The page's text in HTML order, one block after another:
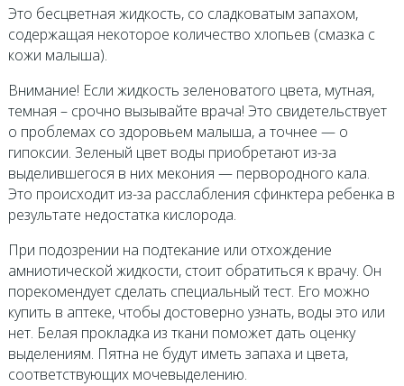
Это бесцветная жидкость, со сладковатым запахом,
содержащая некоторое количество хлопьев (смазка с
кожи малыша).
Внимание! Если жидкость зеленоватого цвета, мутная,
темная – срочно вызывайте врача! Это свидетельствует
о проблемах со здоровьем малыша, а точнее — о
гипоксии. Зеленый цвет воды приобретают из-за
выделившегося в них мекония — первородного кала.
Это происходит из-за расслабления сфинктера ребенка в
результате недостатка кислорода.
При подозрении на подтекание или отхождение
амниотической жидкости, стоит обратиться к врачу. Он
порекомендует сделать специальный тест. Его можно
купить в аптеке, чтобы достоверно узнать, воды это или
нет. Белая прокладка из ткани поможет дать оценку
выделениям. Пятна не будут иметь запаха и цвета,
соответствующих мочевыделению.